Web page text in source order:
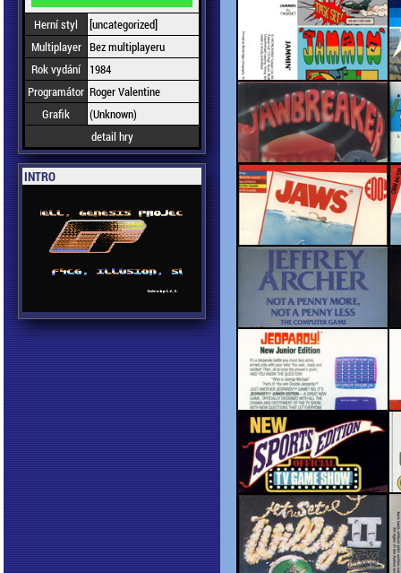
Herní styl
[uncategorized]
Multiplayer Bez multiplayeru
Rok vydání
1984
Programátor Roger Valentine
Grafik
(Unknown)
detail hry
INTRO